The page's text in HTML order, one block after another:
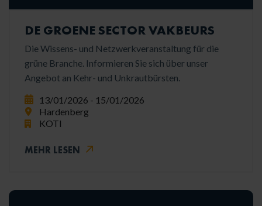
DE GROENE SECTOR VAKBEURS
Die Wissens- und Netzwerkveranstaltung für die
grüne Branche. Informieren Sie sich über unser
Angebot an Kehr- und Unkrautbürsten.
13/01/2026 - 15/01/2026
Hardenberg
KOTI
MEHR LESEN